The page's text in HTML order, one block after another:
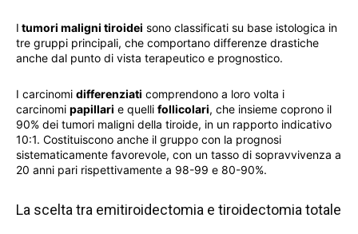
I tumori maligni tiroidei sono classificati su base istologica in
tre gruppi principali, che comportano differenze drastiche
anche dal punto di vista terapeutico e prognostico.
I carcinomi differenziati comprendono a loro volta i
carcinomi papillari e quelli follicolari, che insieme coprono il
90% dei tumori maligni della tiroide, in un rapporto indicativo
10:1. Costituiscono anche il gruppo con la prognosi
sistematicamente favorevole, con un tasso di sopravvivenza a
20 anni pari rispettivamente a 98-99 e 80-90%.
La scelta tra emitiroidectomia e tiroidectomia totale